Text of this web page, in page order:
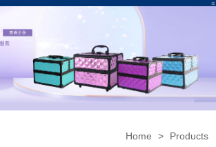
Home > Products